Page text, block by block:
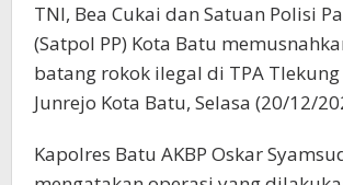
TNI, Bea Cukai dan Satuan Polisi
(Satpol PP) Kota Batu
batang rokok ilegal di TPA
Junrejo Kota Batu, Selasa (20/12/
Kapolres Batu AKBP Oskar